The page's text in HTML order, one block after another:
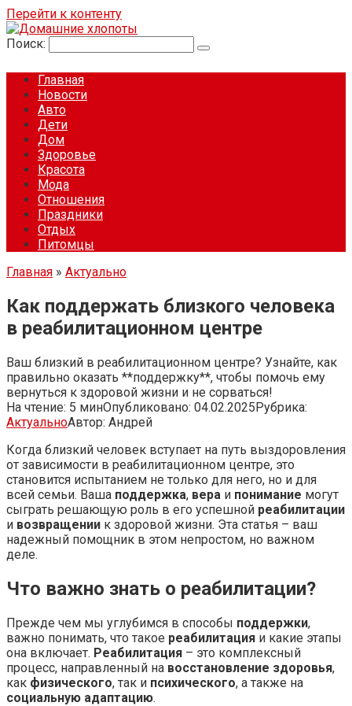
Перейти к контенту
Поиск:
Главная
Новости
Авто
Дети
Дом
Здоровье
Красота
Мода
Отношения
Праздники
Отдых
Питомцы
Главная » Актуально
Как поддержать близкого человека
в реабилитационном центре
Ваш близкий в реабилитационном центре? Узнайте, как
правильно оказать **поддержку**, чтобы помочь ему
вернуться к здоровой жизни и не сорваться!
На чтение: 5 минОпубликовано: 04.02.2025Рубрика:
АктуальноАвтор: Андрей
Когда близкий человек вступает на путь выздоровления
от зависимости в реабилитационном центре, это
становится испытанием не только для него, но и для
всей семьи. Ваша поддержка, вера и понимание могут
сыграть решающую роль в его успешной реабилитации
и возвращении к здоровой жизни. Эта статья – ваш
надежный помощник в этом непростом, но важном
деле.
Что важно знать о реабилитации?
Прежде чем мы углубимся в способы поддержки,
важно понимать, что такое реабилитация и какие этапы
она включает. Реабилитация – это комплексный
процесс, направленный на восстановление здоровья,
как физического, так и психического, а также на
социальную адаптацию.